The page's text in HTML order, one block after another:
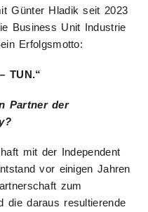
Günter Hladik seit 2023
Business Unit Industrie
Erfolgsmotto:
TUN.“
Partner der
mit der Independent
vor einigen Jahren
zum
die daraus resultierende